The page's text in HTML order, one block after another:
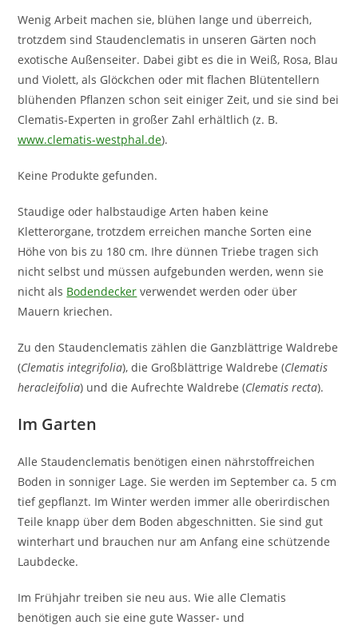
Wenig Arbeit machen sie, blühen lange und überreich,
trotzdem sind Staudenclematis in unseren Gärten noch
exotische Außenseiter. Dabei gibt es die in Weiß, Rosa, Blau
und Violett, als Glöckchen oder mit flachen Blütentellern
blühenden Pflanzen schon seit einiger Zeit, und sie sind bei
Clematis-Experten in großer Zahl erhältlich (z. B.
www.clematis-westphal.de).
Keine Produkte gefunden.
Staudige oder halbstaudige Arten haben keine
Kletterorgane, trotzdem erreichen manche Sorten eine
Höhe von bis zu 180 cm. Ihre dünnen Triebe tragen sich
nicht selbst und müssen aufgebunden werden, wenn sie
nicht als Bodendecker verwendet werden oder über
Mauern kriechen.
Zu den Staudenclematis zählen die Ganzblättrige Waldrebe
(Clematis integrifolia), die Großblättrige Waldrebe (Clematis
heracleifolia) und die Aufrechte Waldrebe (Clematis recta).
Im Garten
Alle Staudenclematis benötigen einen nährstoffreichen
Boden in sonniger Lage. Sie werden im September ca. 5 cm
tief gepflanzt. Im Winter werden immer alle oberirdischen
Teile knapp über dem Boden abgeschnitten. Sie sind gut
winterhart und brauchen nur am Anfang eine schützende
Laubdecke.
Im Frühjahr treiben sie neu aus. Wie alle Clematis
benötigen auch sie eine gute Wasser- und